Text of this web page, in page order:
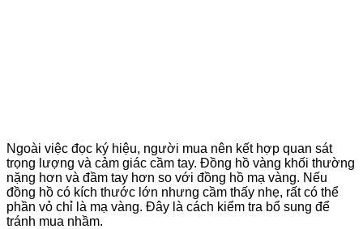
Ngoài việc đọc ký hiệu, người mua nên kết hợp quan sát
trọng lượng và cảm giác cầm tay. Đồng hồ vàng khối thường
nặng hơn và đầm tay hơn so với đồng hồ mạ vàng. Nếu
đồng hồ có kích thước lớn nhưng cầm thấy nhẹ, rất có thể
phần vỏ chỉ là mạ vàng. Đây là cách kiểm tra bổ sung để
tránh mua nhầm.